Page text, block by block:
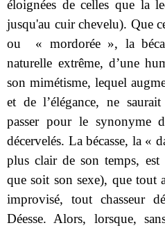
éloignées de celles que la
jusqu'au cuir chevelu). Que
ou « mordorée », la
naturelle extrême, d’une
son mimétisme, lequel
et de l’élégance, ne
passer pour le synonyme
décervelés. La bécasse, la «
plus clair de son temps,
que soit son sexe), que tout
improvisé, tout chasseur
Déesse. Alors, lorsque,